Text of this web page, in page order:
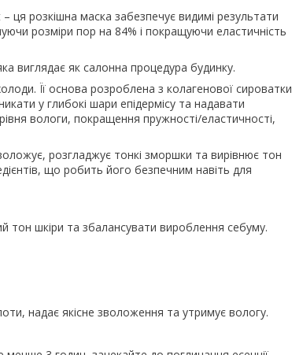
ця розкішна маска забезпечує видимі результати
розміри пор на 84% і покращуючи еластичність
виглядає як салонна процедура будинку.
Її основа розроблена з колагенової сироватки
у глибокі шари епідермісу та надавати
вологи, покращення пружності/еластичності,
розгладжує тонкі зморшки та вирівнює тон
що робить його безпечним навіть для
тон шкіри та збалансувати вироблення себуму.
надає якісне зволоження та утримує вологу.